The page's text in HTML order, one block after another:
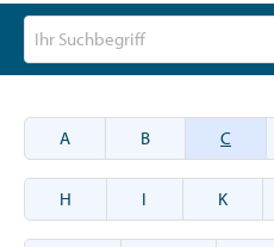
A B C
H I K